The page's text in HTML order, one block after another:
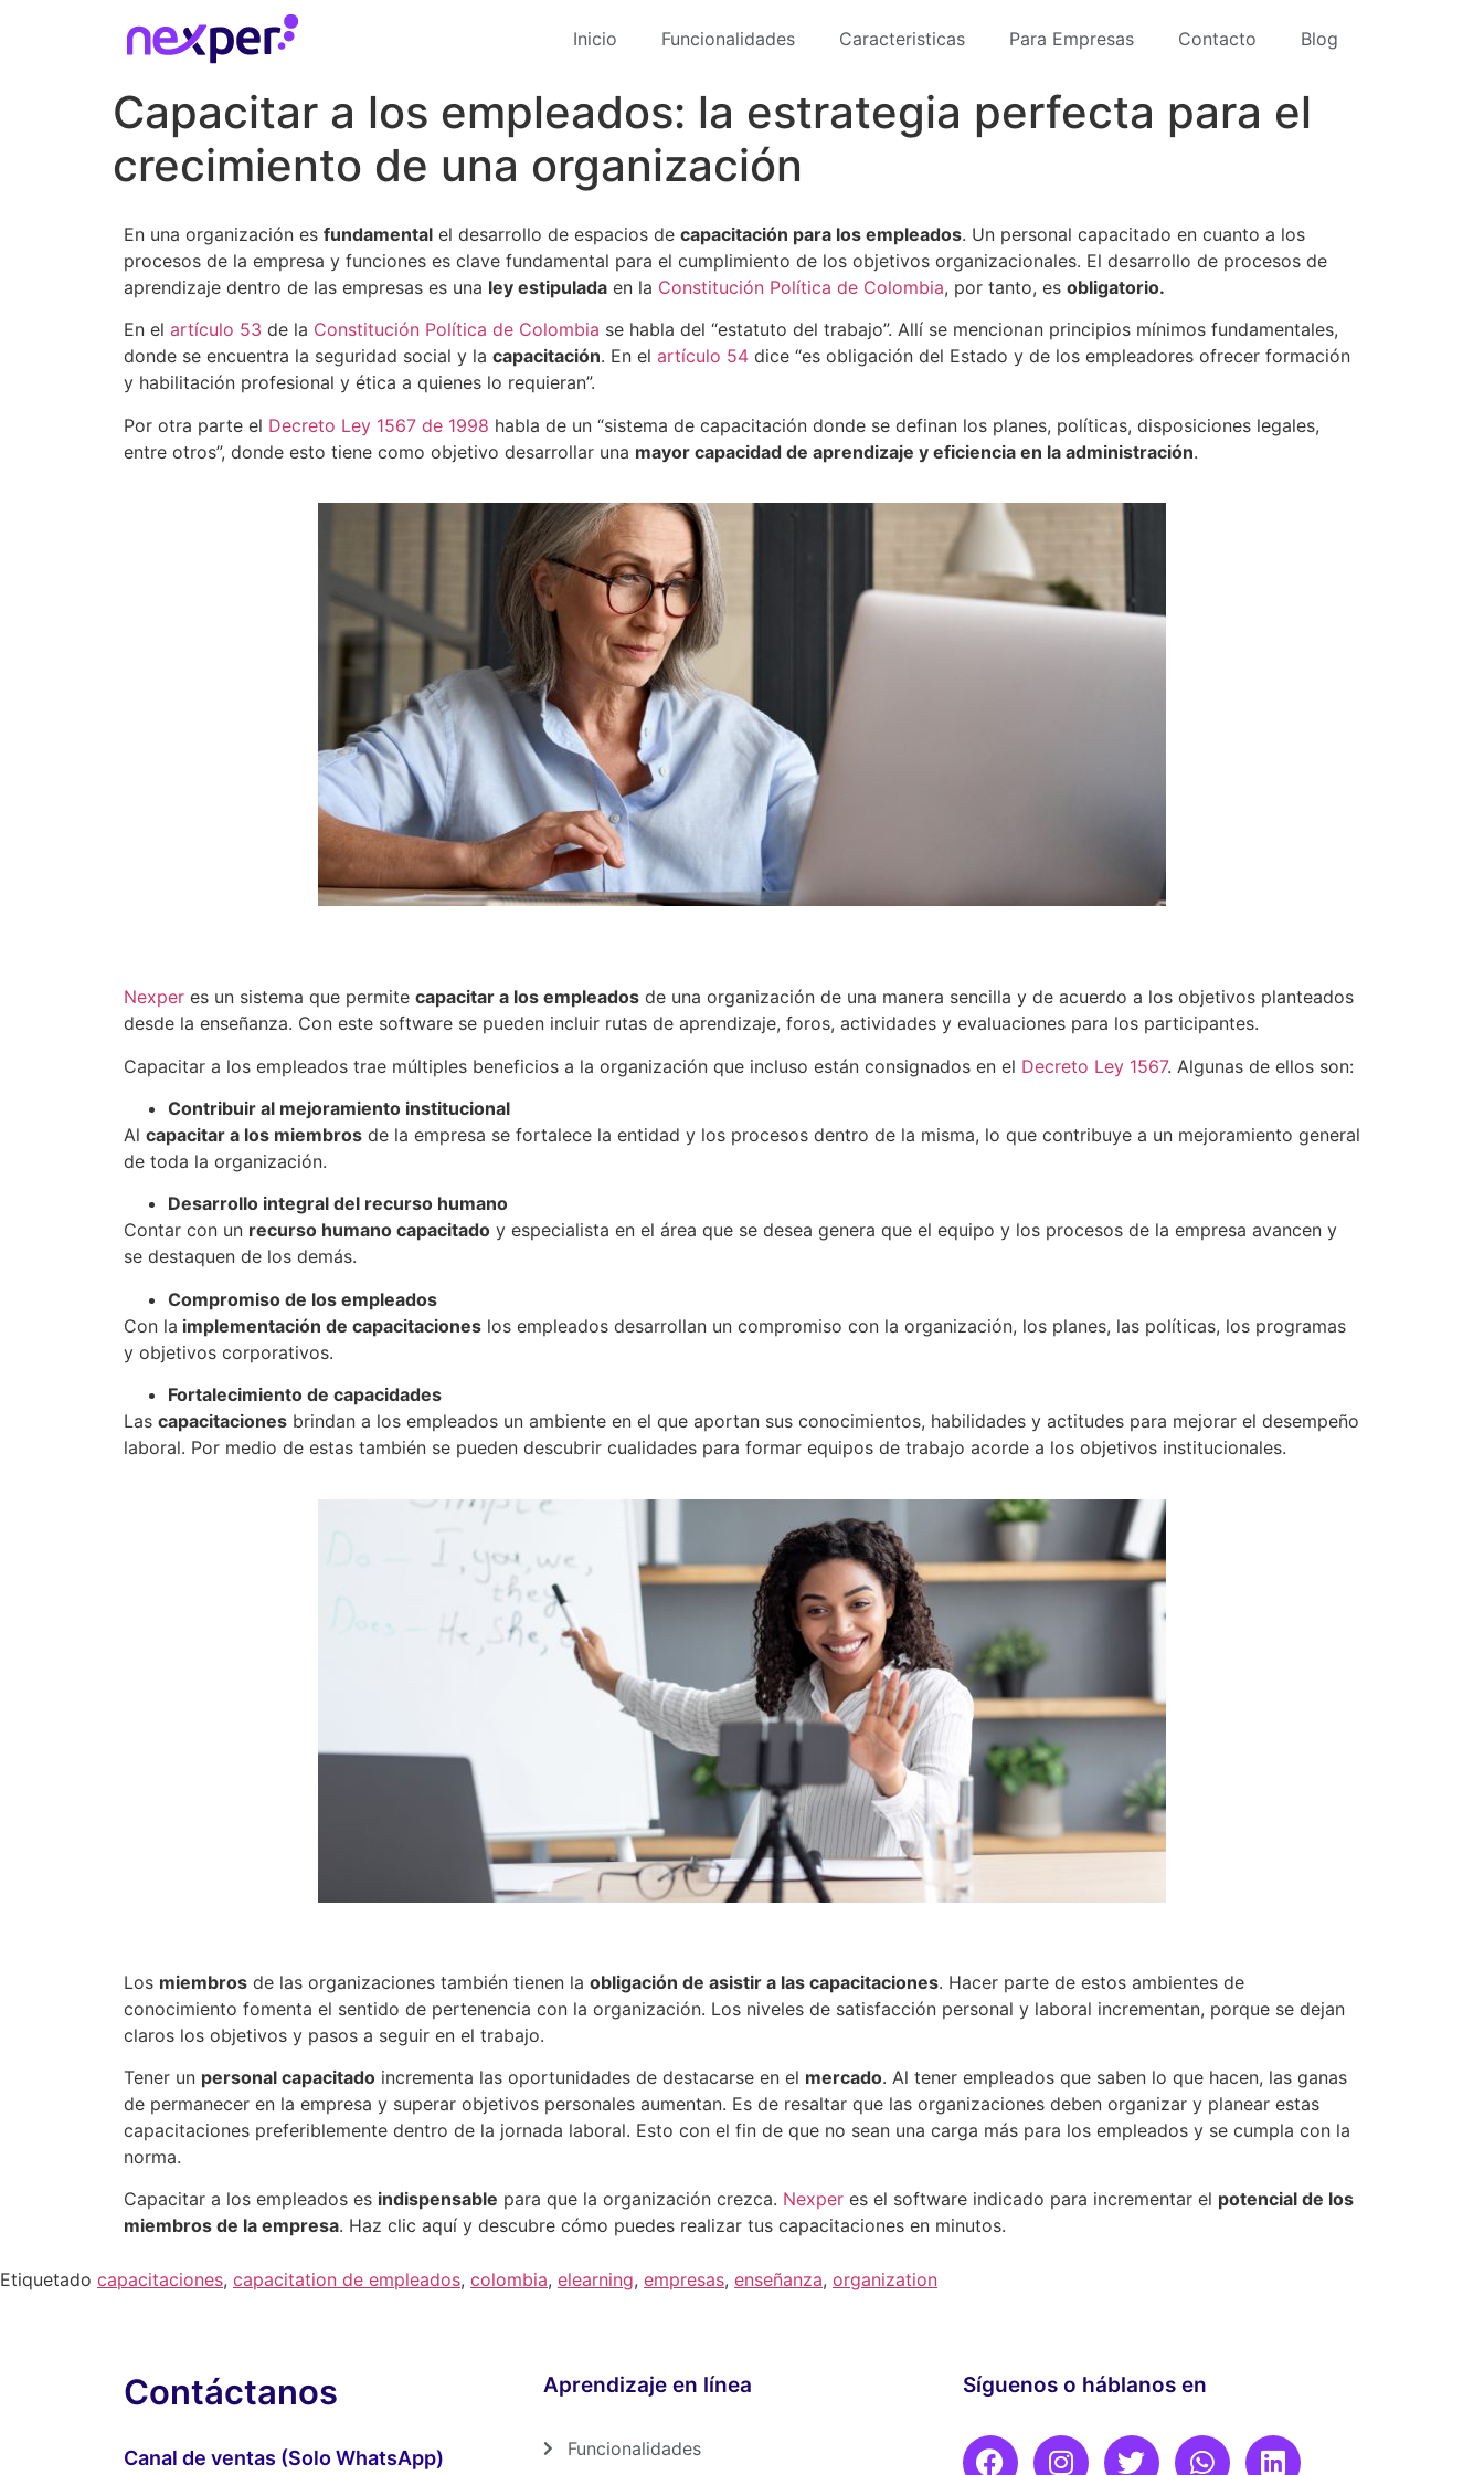
Inicio Funcionalidades Caracteristicas Para Empresas Contacto Blog
Capacitar a los empleados: la estrategia perfecta para el
crecimiento de una organización
En una organización es fundamental el desarrollo de espacios de capacitación para los empleados. Un personal capacitado en cuanto a los
procesos de la empresa y funciones es clave fundamental para el cumplimiento de los objetivos organizacionales. El desarrollo de procesos de
aprendizaje dentro de las empresas es una ley estipulada en la Constitución Política de Colombia, por tanto, es obligatorio.
En el artículo 53 de la Constitución Política de Colombia se habla del “estatuto del trabajo”. Allí se mencionan principios mínimos fundamentales,
donde se encuentra la seguridad social y la capacitación. En el artículo 54 dice “es obligación del Estado y de los empleadores ofrecer formación
y habilitación profesional y ética a quienes lo requieran”.
Por otra parte el Decreto Ley 1567 de 1998 habla de un “sistema de capacitación donde se definan los planes, políticas, disposiciones legales,
entre otros”, donde esto tiene como objetivo desarrollar una mayor capacidad de aprendizaje y eficiencia en la administración.
Nexper es un sistema que permite capacitar a los empleados de una organización de una manera sencilla y de acuerdo a los objetivos planteados
desde la enseñanza. Con este software se pueden incluir rutas de aprendizaje, foros, actividades y evaluaciones para los participantes.
Capacitar a los empleados trae múltiples beneficios a la organización que incluso están consignados en el Decreto Ley 1567. Algunas de ellos son:
Contribuir al mejoramiento institucional
Al capacitar a los miembros de la empresa se fortalece la entidad y los procesos dentro de la misma, lo que contribuye a un mejoramiento general
de toda la organización.
Desarrollo integral del recurso humano
Contar con un recurso humano capacitado y especialista en el área que se desea genera que el equipo y los procesos de la empresa avancen y
se destaquen de los demás.
Compromiso de los empleados
Con la implementación de capacitaciones los empleados desarrollan un compromiso con la organización, los planes, las políticas, los programas
y objetivos corporativos.
Fortalecimiento de capacidades
Las capacitaciones brindan a los empleados un ambiente en el que aportan sus conocimientos, habilidades y actitudes para mejorar el desempeño
laboral. Por medio de estas también se pueden descubrir cualidades para formar equipos de trabajo acorde a los objetivos institucionales.
Los miembros de las organizaciones también tienen la obligación de asistir a las capacitaciones. Hacer parte de estos ambientes de
conocimiento fomenta el sentido de pertenencia con la organización. Los niveles de satisfacción personal y laboral incrementan, porque se dejan
claros los objetivos y pasos a seguir en el trabajo.
Tener un personal capacitado incrementa las oportunidades de destacarse en el mercado. Al tener empleados que saben lo que hacen, las ganas
de permanecer en la empresa y superar objetivos personales aumentan. Es de resaltar que las organizaciones deben organizar y planear estas
capacitaciones preferiblemente dentro de la jornada laboral. Esto con el fin de que no sean una carga más para los empleados y se cumpla con la
norma.
Capacitar a los empleados es indispensable para que la organización crezca. Nexper es el software indicado para incrementar el potencial de los
miembros de la empresa. Haz clic aquí y descubre cómo puedes realizar tus capacitaciones en minutos.
Etiquetado capacitaciones, capacitation de empleados, colombia, elearning, empresas, enseñanza, organization
Contáctanos
Canal de ventas (Solo WhatsApp)
Aprendizaje en línea
Funcionalidades
Síguenos o háblanos en